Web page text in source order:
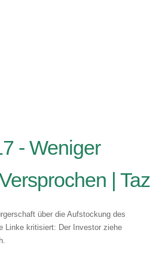
- Weniger
| Taz
über die Aufstockung des
Linke kritisiert: Der Investor ziehe